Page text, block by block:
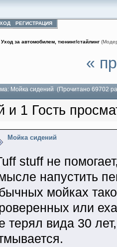
РЕГИСТРАЦИЯ
Уход за автомобилем, тюнинг/стайлинг
«
Мойка сидений (Прочитано 69702
и 1 Гость
Мойка сидений
stuff не
напустить
мойках
или
терял вида 30